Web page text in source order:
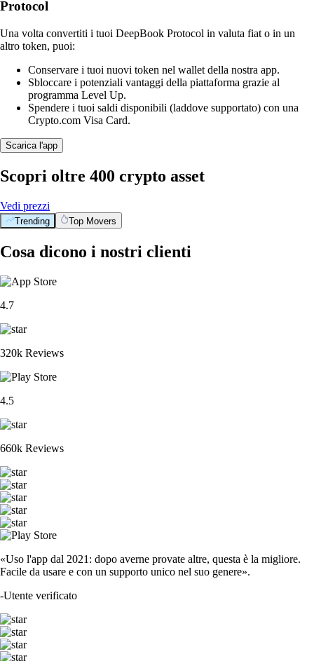
Protocol
Una volta convertiti i tuoi DeepBook Protocol in valuta fiat o in un
altro token, puoi:
Conservare i tuoi nuovi token nel wallet della nostra app.
Sbloccare i potenziali vantaggi della piattaforma grazie al
programma Level Up.
Spendere i tuoi saldi disponibili (laddove supportato) con una
Crypto.com Visa Card.
Scarica l'app
Scopri oltre 400 crypto asset
Vedi prezzi
Trending Top Movers
Cosa dicono i nostri clienti
4.7
320k Reviews
4.5
660k Reviews
«Uso l'app dal 2021: dopo averne provate altre, questa è la migliore.
Facile da usare e con un supporto unico nel suo genere».
-Utente verificato